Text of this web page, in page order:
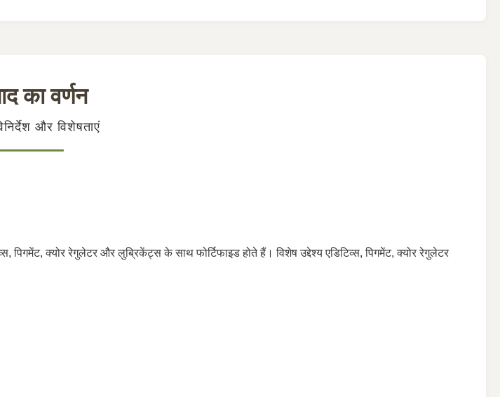
का वर्णन
और विशेषताएं
पिगमेंट, क्योर रेगुलेटर और लुब्रिकेंट्स के साथ फोर्टिफाइड होते हैं। विशेष उद्देश्य एडिटिव्स, पिगमेंट, क्योर रेगुलेटर